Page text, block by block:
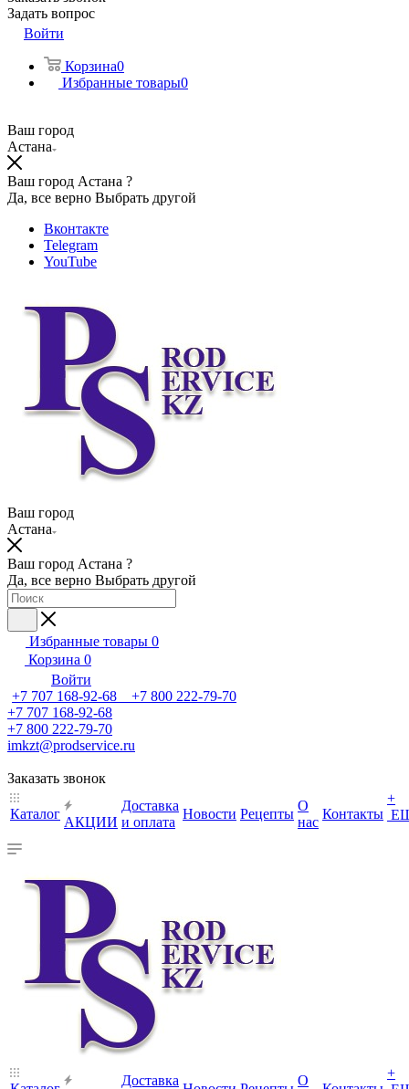
Задать вопрос
Войти
Корзина0
Избранные товары0
Ваш город
Астана
Ваш город Астана ?
Да, все верно Выбрать другой
Вконтакте
Telegram
YouTube
Ваш город
Астана
Ваш город Астана ?
Да, все верно Выбрать другой
Избранные товары 0
Корзина 0
Войти
+7 707 168-92-68 +7 800 222-79-70
+7 707 168-92-68
+7 800 222-79-70
imkzt@prodservice.ru
Заказать звонок
Каталог
АКЦИИ
Доставка
и оплата
Новости Рецепты
О
нас
Контакты
+
Доставка
О
+